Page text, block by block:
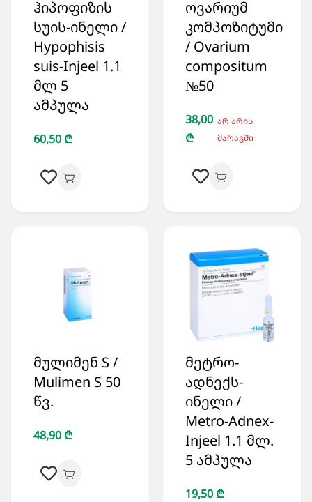
ჰიპოფიზის
სუის-ინელი /
Hypophisis
suis-Injeel 1.1
მლ 5
ამპულა
60,50 ₾
ოვარიუმ
კომპოზიტუმი
/ Ovarium
compositum
№50
38,00
₾
არ არის
მარაგში
მულიმენ S /
Mulimen S 50
წვ.
48,90 ₾
მეტრო-
ადნექს-
ინელი /
Metro-Adnex-
Injeel 1.1 მლ.
5 ამპულა
19,50 ₾